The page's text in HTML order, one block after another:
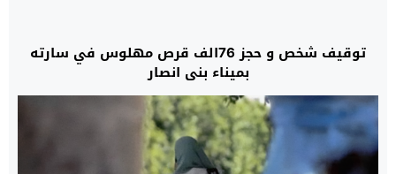
توقيف شخص و حجز 76الف قرص مهلوس في سارته
بميناء بني انصار